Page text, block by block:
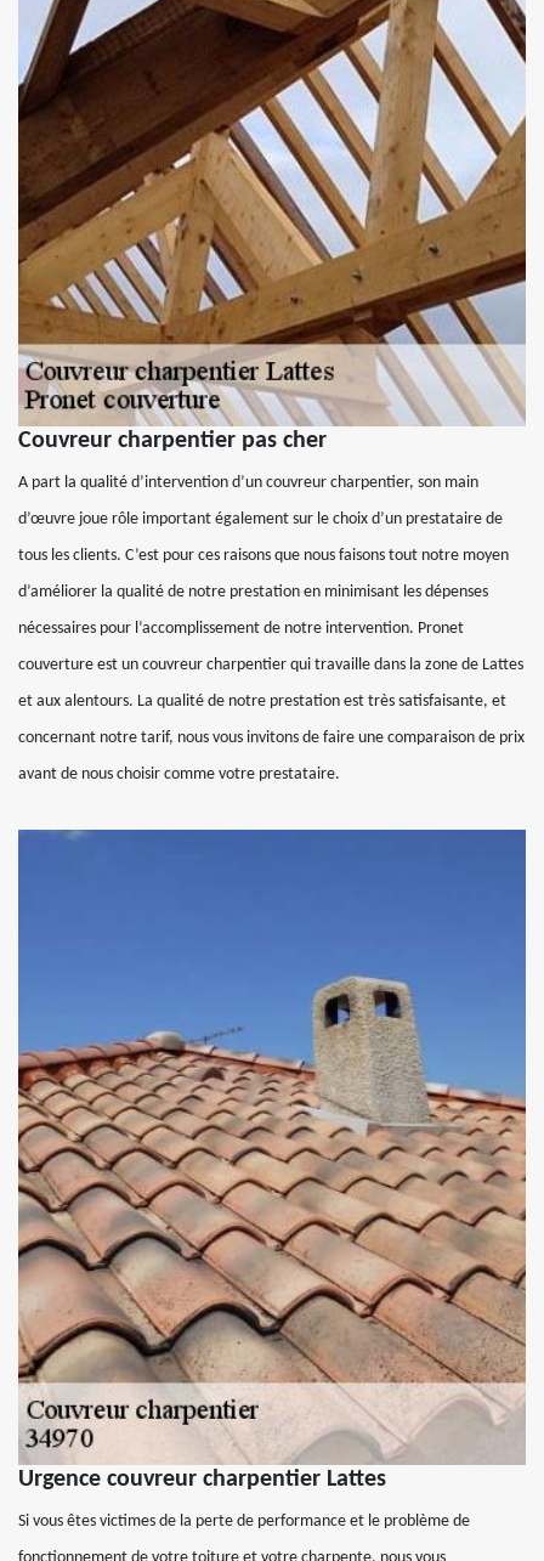
Couvreur charpentier pas cher
A part la qualité d’intervention d’un couvreur charpentier, son main
d’œuvre joue rôle important également sur le choix d’un prestataire de
tous les clients. C’est pour ces raisons que nous faisons tout notre moyen
d’améliorer la qualité de notre prestation en minimisant les dépenses
nécessaires pour l’accomplissement de notre intervention. Pronet
couverture est un couvreur charpentier qui travaille dans la zone de Lattes
et aux alentours. La qualité de notre prestation est très satisfaisante, et
concernant notre tarif, nous vous invitons de faire une comparaison de prix
avant de nous choisir comme votre prestataire.
Urgence couvreur charpentier Lattes
Si vous êtes victimes de la perte de performance et le problème de